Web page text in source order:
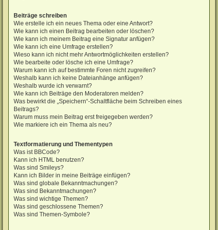
Beiträge schreiben
Wie erstelle ich ein neues Thema oder eine Antwort?
Wie kann ich einen Beitrag bearbeiten oder löschen?
Wie kann ich meinem Beitrag eine Signatur anfügen?
Wie kann ich eine Umfrage erstellen?
Wieso kann ich nicht mehr Antwortmöglichkeiten erstellen?
Wie bearbeite oder lösche ich eine Umfrage?
Warum kann ich auf bestimmte Foren nicht zugreifen?
Weshalb kann ich keine Dateianhänge anfügen?
Weshalb wurde ich verwarnt?
Wie kann ich Beiträge den Moderatoren melden?
Was bewirkt die „Speichern“-Schaltfläche beim Schreiben eines
Beitrags?
Warum muss mein Beitrag erst freigegeben werden?
Wie markiere ich ein Thema als neu?
Textformatierung und Thementypen
Was ist BBCode?
Kann ich HTML benutzen?
Was sind Smileys?
Kann ich Bilder in meine Beiträge einfügen?
Was sind globale Bekanntmachungen?
Was sind Bekanntmachungen?
Was sind wichtige Themen?
Was sind geschlossene Themen?
Was sind Themen-Symbole?